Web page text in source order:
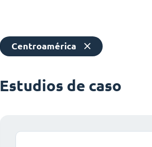
Centroamérica
Estudios de caso